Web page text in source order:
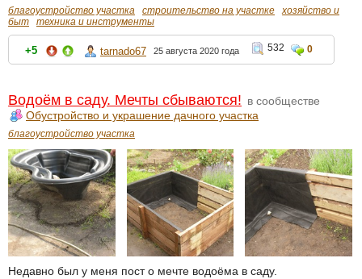
благоустройство участка строительство на участке
хозяйство и
быт
техника и инструменты
+5 tarnado67 25 августа 2020 года 532 0
Водоём в саду. Мечты сбываются! в сообществе
Обустройство и украшение дачного участка
благоустройство участка
Недавно был у меня пост о мечте водоёма в саду.